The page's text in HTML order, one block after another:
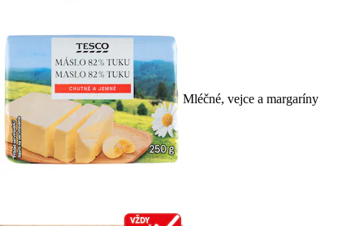
Mléčné, vejce a margaríny